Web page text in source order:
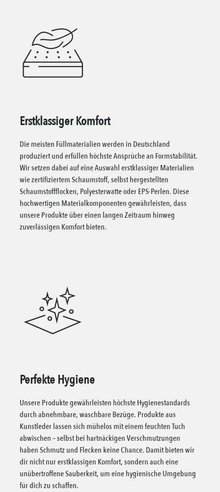
Erstklassiger Komfort
Die meisten Füllmaterialien werden in Deutschland
produziert und erfüllen höchste Ansprüche an Formstabilität.
Wir setzen dabei auf eine Auswahl erstklassiger Materialien
wie zertifiziertem Schaumstoff, selbst hergestellten
Schaumstoffflocken, Polyesterwatte oder EPS-Perlen. Diese
hochwertigen Materialkomponenten gewährleisten, dass
unsere Produkte über einen langen Zeitraum hinweg
zuverlässigen Komfort bieten.
Perfekte Hygiene
Unsere Produkte gewährleisten höchste Hygienestandards
durch abnehmbare, waschbare Bezüge. Produkte aus
Kunstleder lassen sich mühelos mit einem feuchten Tuch
abwischen – selbst bei hartnäckigen Verschmutzungen
haben Schmutz und Flecken keine Chance. Damit bieten wir
dir nicht nur erstklassigen Komfort, sondern auch eine
unübertroffene Sauberkeit, um eine hygienische Umgebung
für dich zu schaffen.